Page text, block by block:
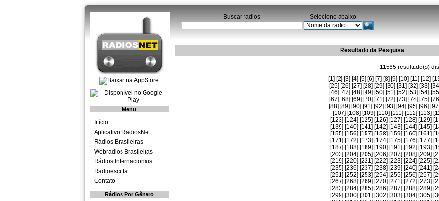
Buscar radios Selecione abaixo
Menu
Início
Aplicativo RadiosNet
Rádios Brasileiras
Webradios Brasileiras
Rádios Internacionais
Radioescuta
Contato
Rádios Por Gênero
Resultado da Pesquisa
11565 resultado(s)
[1] [2] [3] [4] [5] [6] [7] [8] [9] [10] [11] [12]
[25] [26] [27] [28] [29] [30] [31] [32] [33]
[46] [47] [48] [49] [50] [51] [52] [53] [54]
[67] [68] [69] [70] [71] [72] [73] [74] [75]
[88] [89] [90] [91] [92] [93] [94] [95] [96]
[107] [108] [109] [110] [111] [112] [113]
[123] [124] [125] [126] [127] [128] [129]
[139] [140] [141] [142] [143] [144] [145]
[155] [156] [157] [158] [159] [160] [161]
[171] [172] [173] [174] [175] [176] [177]
[187] [188] [189] [190] [191] [192] [193]
[203] [204] [205] [206] [207] [208] [209]
[219] [220] [221] [222] [223] [224] [225]
[235] [236] [237] [238] [239] [240] [241]
[251] [252] [253] [254] [255] [256] [257]
[267] [268] [269] [270] [271] [272] [273]
[283] [284] [285] [286] [287] [288] [289]
[299] [300] [301] [302] [303] [304] [305]